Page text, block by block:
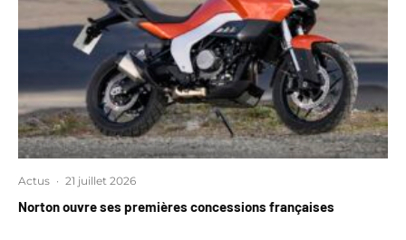
Actus · 21 juillet 2026
Norton ouvre ses premières concessions françaises